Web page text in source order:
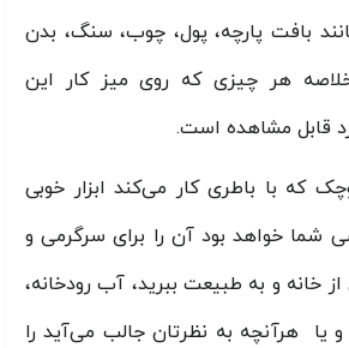
بافت پارچه، پول، چوب، سنگ، بدن
هر چیزی که روی میز کار این
قابل مشاهده است.
که با باطری کار می‌کند ابزار خوبی
شما خواهد بود آن را برای سرگرمی و
خانه و به طبیعت ببرید، آب رودخانه،
یا هرآنچه به نظرتان جالب می‌آ‌ید را